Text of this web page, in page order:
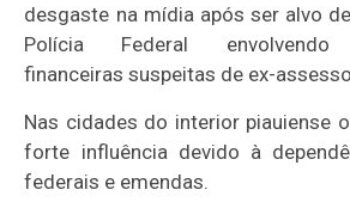
desgaste na mídia após ser alvo
Polícia Federal envolvendo
financeiras suspeitas de ex-
Nas cidades do interior piauiense
forte influência devido à
federais e emendas.